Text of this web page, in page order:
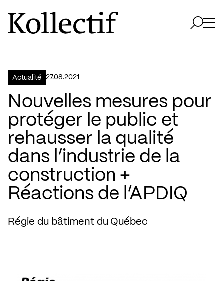
Aller à la page d'accueil
Logo Kollectif
Actualité 27.08.2021
Nouvelles mesures pour
protéger le public et
rehausser la qualité
dans l’industrie de la
construction +
Réactions de l’APDIQ
Régie du bâtiment du Québec